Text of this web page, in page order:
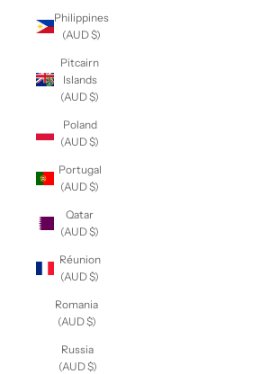
Philippines
(AUD $)
Pitcairn
Islands
(AUD $)
Poland
(AUD $)
Portugal
(AUD $)
Qatar
(AUD $)
Réunion
(AUD $)
Romania
(AUD $)
Russia
(AUD $)